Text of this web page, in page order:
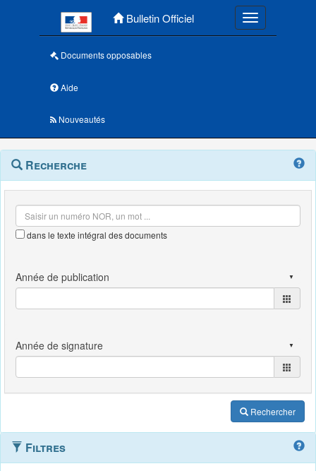
Bulletin Officiel Toggle
Documents opposables
Aide
Nouveautés
Navigation
outils
Menu
contextuel
Recherche
dans le texte intégral des documents
Rechercher
Filtres